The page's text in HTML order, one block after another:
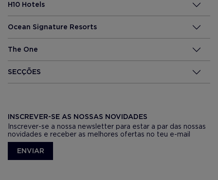
H10 Hotels
Ocean Signature Resorts
The One
SECÇÕES
INSCREVER-SE AS NOSSAS NOVIDADES
Inscrever-se a nossa newsletter para estar a par das nossas
novidades e receber as melhores ofertas no teu e-mail
ENVIAR